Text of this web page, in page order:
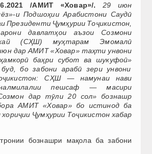
/АМИТ «Ховар»/.
29 июн
и Подшоҳии Арабистони Саудӣ
Президенти Ҷумҳурии Тоҷикистон,
давлатҳои аъзои Созмони
(СҲШ) муҳтарам Эмомалӣ
дар АМИТ «Ховар» таҳти унвони
баҳри субот ва шукуфоӣ»
бо забони арабӣ зери унвони
СҲШ — намунаи нави
пешсаф — масири
дар тӯли 20 сол» бознашр
АМИТ «Ховар» бо истинод ба
Ҷумҳурии Тоҷикистон хабар
бознашри мақола ба забони